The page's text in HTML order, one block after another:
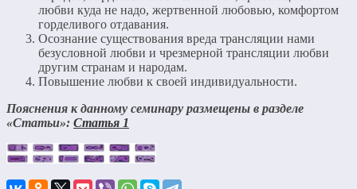
любви куда не надо, жертвенной любовью, комфортом
горделивого отдавания.
Осознание существования вреда трансляции нами
безусловной любви и чрезмерной трансляции любви
другим странам и народам.
Повышение любви к своей индивидуальности.
Пояснения к данному семинару размещены в разделе
«Статьи»: Статья 1